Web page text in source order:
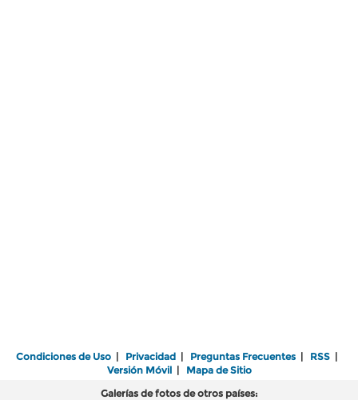
Condiciones de Uso | Privacidad | Preguntas Frecuentes | RSS |
Versión Móvil| Mapa de Sitio
Galerías de fotos de otros países: